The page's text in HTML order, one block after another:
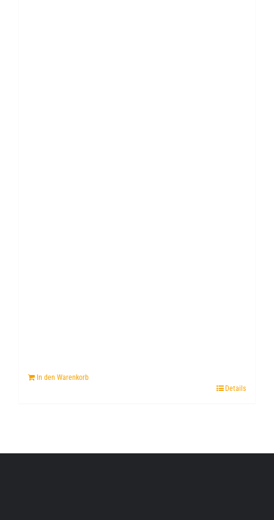
In den Warenkorb
Details